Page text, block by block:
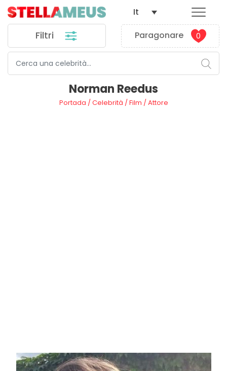
Filtri Paragonare 0
It
Norman Reedus
Portada /Celebrità /Film /Attore